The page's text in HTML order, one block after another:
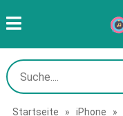
Startseite » iPhone »